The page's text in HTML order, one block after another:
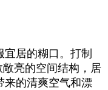
居的糊口。打制
亮的空间结构，居
来的清爽空气和漂